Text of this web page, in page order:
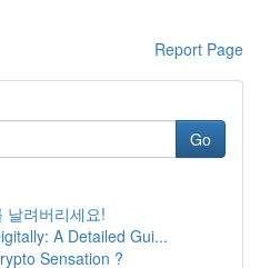
Report Page
Go
날려버리세요!
A Detailed Gui...
Sensation ?